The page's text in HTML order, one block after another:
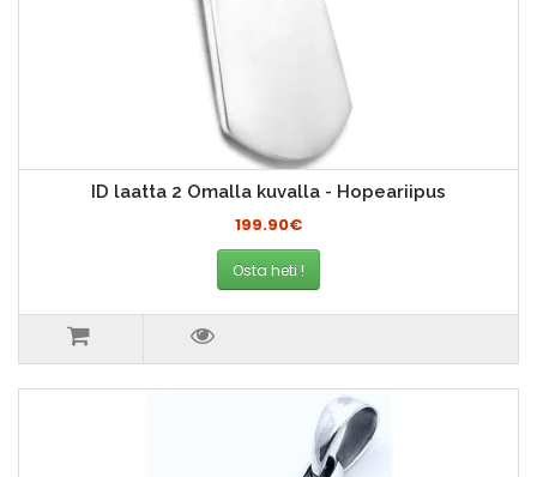
ID laatta 2 Omalla kuvalla - Hopeariipus
199.90€
Osta heti !